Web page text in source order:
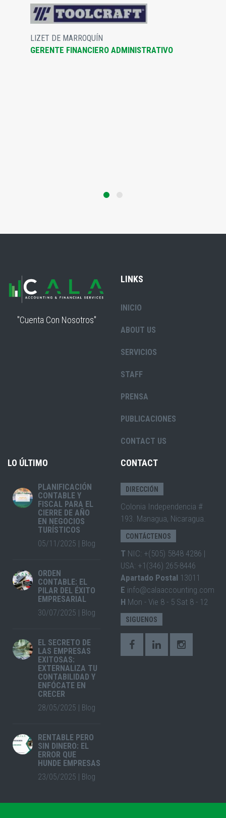
LIZET DE MARROQUÍN
GERENTE FINANCIERO ADMINISTRATIVO
"Cuenta Con Nosotros"
LINKS
INICIO
ABOUT US
SERVICIOS
STAFF
PRENSA
PUBLICACIONES
CONTACT US
LO ÚLTIMO
PLANIFICACIÓN
CONTABLE Y
FISCAL PARA EL
CIERRE DE AÑO
EN NEGOCIOS
TURÍSTICOS
05/11/2025 | Blog
ORDEN
CONTABLE: EL
PILAR DEL ÉXITO
EMPRESARIAL
30/07/2025 | Blog
EL SECRETO DE
LAS EMPRESAS
EXITOSAS:
EXTERNALIZA TU
CONTABILIDAD Y
ENFÓCATE EN
CRECER
28/05/2025 | Blog
RENTABLE PERO
SIN DINERO: EL
ERROR QUE
HUNDE EMPRESAS
23/05/2025 | Blog
CONTACT
DIRECCIÓN
Colonia Independencia #
193. Managua, Nicaragua.
CONTÁCTENOS
T NIC: +(505) 5848 4286 |
USA: +1(346) 265-8446
Apartado Postal 13011
E info@calaaccounting.com
H Mon - Vie 8 - 5 Sat 8 - 12
SIGUENOS